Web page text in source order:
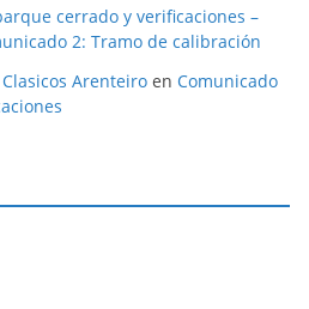
cerrado y verificaciones –
2: Tramo de calibración
Arenteiro en Comunicado